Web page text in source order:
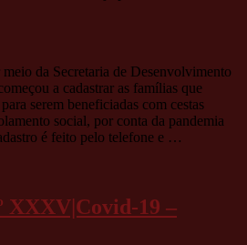
da Secretaria de Desenvolvimento
a cadastrar as famílias que
serem beneficiadas com cestas
social, por conta da pandemia
é feito pelo telefone e …
XXXV|Covid-19 –